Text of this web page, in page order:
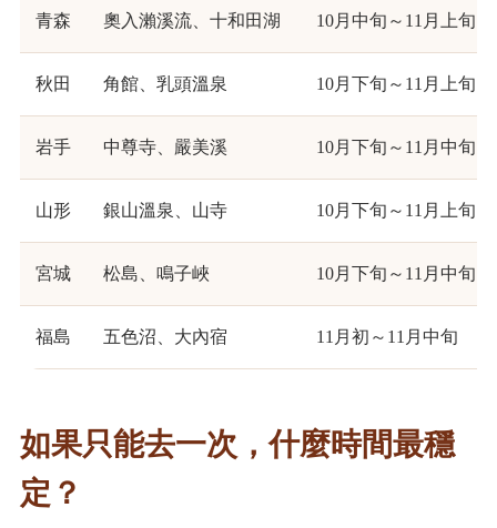
青森 奧入瀨溪流、十和田湖 10月中旬～11月上旬
秋田 角館、乳頭溫泉 10月下旬～11月上旬
岩手 中尊寺、嚴美溪 10月下旬～11月中旬
山形 銀山溫泉、山寺 10月下旬～11月上旬
宮城 松島、鳴子峽 10月下旬～11月中旬
福島 五色沼、大內宿 11月初～11月中旬
如果只能去一次，什麼時間最穩
定？